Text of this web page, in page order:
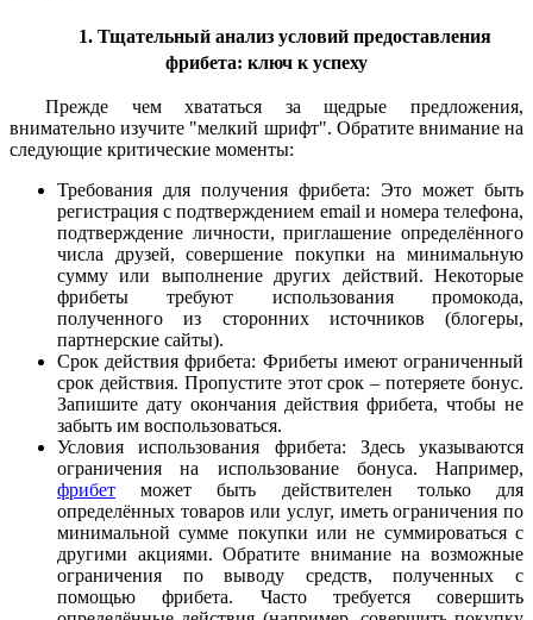
1. Тщательный анализ условий предоставления
фрибета: ключ к успеху
Прежде чем хвататься за щедрые предложения,
внимательно изучите "мелкий шрифт". Обратите внимание на
следующие критические моменты:
Требования для получения фрибета: Это может быть
регистрация с подтверждением email и номера телефона,
подтверждение личности, приглашение определённого
числа друзей, совершение покупки на минимальную
сумму или выполнение других действий. Некоторые
фрибеты требуют использования промокода,
полученного из сторонних источников (блогеры,
партнерские сайты).
Срок действия фрибета: Фрибеты имеют ограниченный
срок действия. Пропустите этот срок – потеряете бонус.
Запишите дату окончания действия фрибета, чтобы не
забыть им воспользоваться.
Условия использования фрибета: Здесь указываются
ограничения на использование бонуса. Например,
фрибет может быть действителен только для
определённых товаров или услуг, иметь ограничения по
минимальной сумме покупки или не суммироваться с
другими акциями. Обратите внимание на возможные
ограничения по выводу средств, полученных с
помощью фрибета. Часто требуется совершить